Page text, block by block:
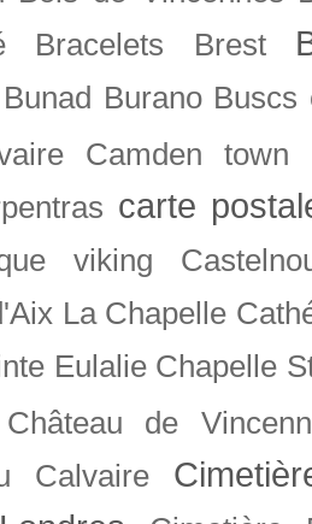
Bracelets Brest
Bunad Burano Buscs
Camden town
carte
viking
La Chapelle
Eulalie Chapelle
Château de
Calvaire